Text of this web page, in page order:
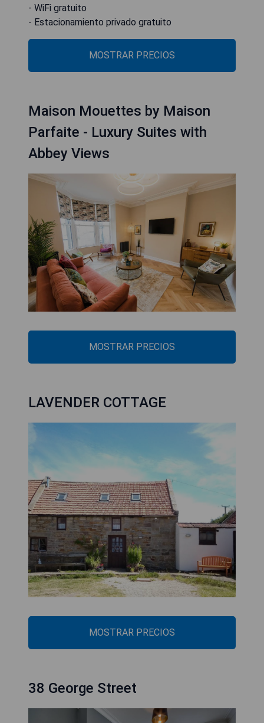
- WiFi gratuito
- Estacionamiento privado gratuito
MOSTRAR PRECIOS
Maison Mouettes by Maison
Parfaite - Luxury Suites with
Abbey Views
MOSTRAR PRECIOS
LAVENDER COTTAGE
MOSTRAR PRECIOS
38 George Street